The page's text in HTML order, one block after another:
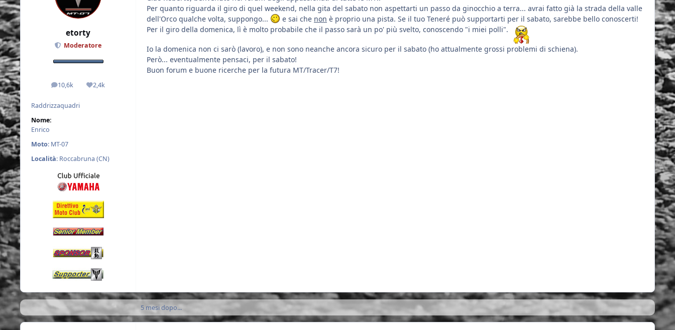
etorty
Moderatore
10,6k
messaggi 2,4k
Reputazione
Raddrizzaquadri
Nome:
Enrico
Moto: MT-07
Località: Roccabruna (CN)
Per quanto riguarda il giro di quel weekend, nella gita del sabato non aspettarti un passo da ginocchio a terra... avrai fatto già la strada della valle
dell'Orco qualche volta, suppongo...
e sai che non è proprio una pista. Se il tuo Teneré può supportarti per il sabato, sarebbe bello conoscerti!
Per il giro della domenica, lì è molto probabile che il passo sarà un po' più svelto, conoscendo "i miei polli".
Io la domenica non ci sarò (lavoro), e non sono neanche ancora sicuro per il sabato (ho attualmente grossi problemi di schiena).
Però... eventualmente pensaci, per il sabato!
Buon forum e buone ricerche per la futura MT/Tracer/T7!
5 mesi dopo...